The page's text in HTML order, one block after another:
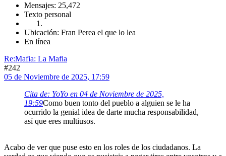
Mensajes: 25,472
Texto personal
Ubicación: Fran Perea el que lo lea
En línea
Re:Mafia: La Mafia
#242
05 de Noviembre de 2025, 17:59
Cita de: YoYo en 04 de Noviembre de 2025,
19:59Como buen tonto del pueblo a alguien se le ha
ocurrido la genial idea de darte mucha responsabilidad,
así que eres multiusos.
Acabo de ver que puse esto en los roles de los ciudadanos. La